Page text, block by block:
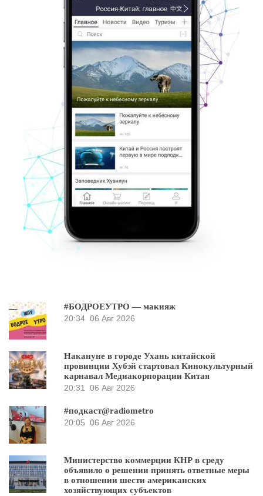
#БОДРОЕУТРО — макияж
20:34 06 Авг 2026
Накануне в городе Ухань китайской
провинции Хубэй стартовал Кинокультурный
карнавал Медиакорпорации Китая
20:31 06 Авг 2026
#подкаст@radiometro
20:05 06 Авг 2026
Министерство коммерции КНР в среду
объявило о решении принять ответные меры
в отношении шести американских
хозяйствующих субъектов